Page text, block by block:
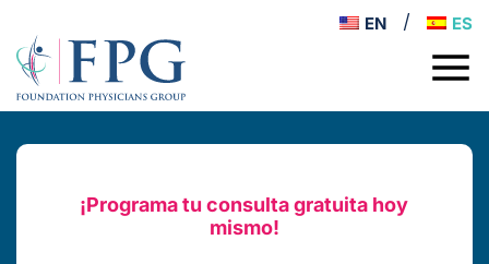
EN ES
¡Programa tu consulta gratuita hoy
mismo!